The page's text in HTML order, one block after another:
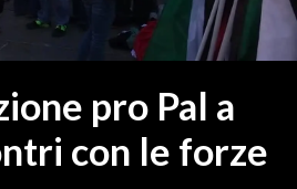
pro Pal a
con le forze